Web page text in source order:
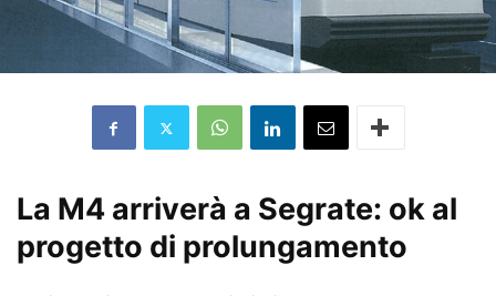
La M4 arriverà a Segrate: ok al
progetto di prolungamento